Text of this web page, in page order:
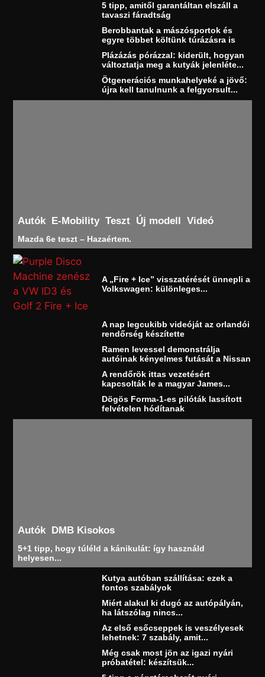
5 tipp, amitől garantáltan elszáll a
tavaszi fáradtság
Berobbantak a mászósportok és
egyre többet költünk túrázásra is
Plázázás pórázzal: kiderült, hogyan
változtatja meg a kutyák jelenléte...
Ötgenerációs munkahelyeké a jövő:
újra kell tanulnunk a felgyorsult...
Autók E-Mobility Teszt Új modell Videó
Mazda 6e teszt – Hazaértem.
A „Fire + Ice” visszatérését ünnepli a
Volkswagen: különleges...
A nap legcukibb videóját az orlandói
rendőrség készítette
Ramen levessel demonstrálja
autóinak kényelmes futását a Nissan
A rendőrök ittas vezetésért
kapcsolták le a magyar James...
Dögös Forma-1-es pilóták lassított
felvételen hódítanak
Autók DMB Kisokos
5+1 tipp, hogy túléld a kánikulát: így használd
helyesen...
Kutya autóban szállítása: ezek a
fontos szabályok
Miért alakul ki dugó az autópályán,
ha látszólag nincs...
Az első esőcseppek is veszélyesek
lehetnek: 7 szabály, amit...
Még csak most jön az igazi nyári
próbatétel: készítsük...